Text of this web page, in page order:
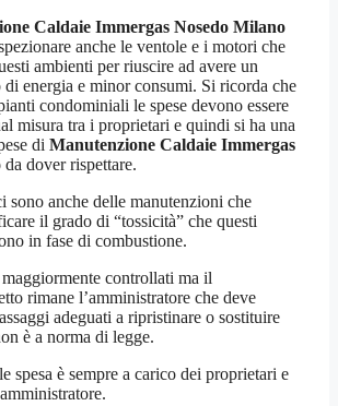
Caldaie Immergas Nosedo Milano
anche le ventole e i motori che
ambienti per riuscire ad avere un
energia e minor consumi. Si ricorda che
condominiali le spese devono essere
misura tra i proprietari e quindi si ha una
di Manutenzione Caldaie Immergas
da dover rispettare.
sono anche delle manutenzioni che
il grado di “tossicità” che questi
in fase di combustione.
controllati ma il
rimane l’amministratore che deve
adeguati a ripristinare o sostituire
è a norma di legge.
spesa è sempre a carico dei proprietari e